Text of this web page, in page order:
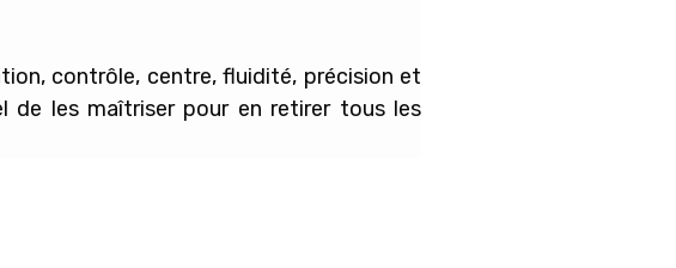
contrôle, centre, fluidité, précision et
de les maîtriser pour en retirer tous les